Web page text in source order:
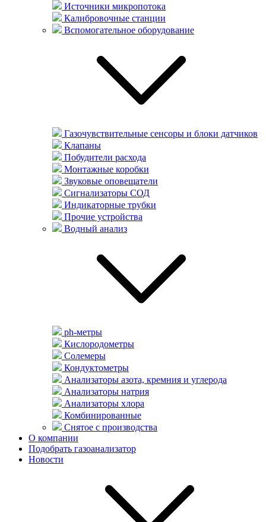
Источники микропотока
Калибровочные станции
Вспомогательное оборудование
Газочувствительные сенсоры и блоки датчиков
Клапаны
Побудители расхода
Монтажные коробки
Звуковые оповещатели
Сигнализаторы СОД
Индикаторные трубки
Прочие устройства
Водный анализ
ph-метры
Кислородометры
Солемеры
Кондуктометры
Анализаторы азота, кремния и углерода
Анализаторы натрия
Анализаторы хлора
Комбинированные
Снятое с производства
О компании
Подобрать газоанализатор
Новости